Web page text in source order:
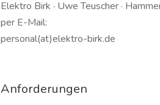
Elektro Birk · Uwe Teuscher ·
per E-Mail:
personal(at)elektro-birk.de
Anforderungen